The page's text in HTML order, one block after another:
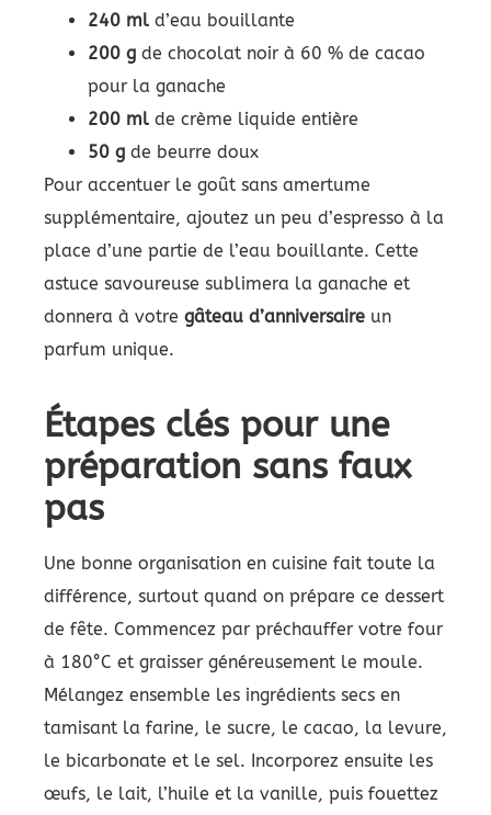
240 ml d’eau bouillante
200 g de chocolat noir à 60 % de cacao
pour la ganache
200 ml de crème liquide entière
50 g de beurre doux
Pour accentuer le goût sans amertume
supplémentaire, ajoutez un peu d’espresso à la
place d’une partie de l’eau bouillante. Cette
astuce savoureuse sublimera la ganache et
donnera à votre gâteau d’anniversaire un
parfum unique.
Étapes clés pour une
préparation sans faux
pas
Une bonne organisation en cuisine fait toute la
différence, surtout quand on prépare ce dessert
de fête. Commencez par préchauffer votre four
à 180°C et graisser généreusement le moule.
Mélangez ensemble les ingrédients secs en
tamisant la farine, le sucre, le cacao, la levure,
le bicarbonate et le sel. Incorporez ensuite les
œufs, le lait, l’huile et la vanille, puis fouettez